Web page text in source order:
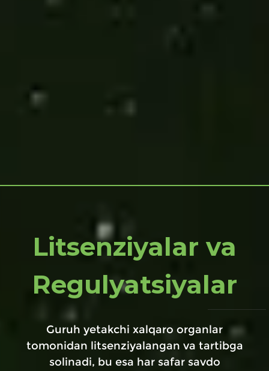
Litsenziyalar va
Regulyatsiyalar
Guruh yetakchi xalqaro organlar
tomonidan litsenziyalangan va tartibga
solinadi, bu esa har safar savdo